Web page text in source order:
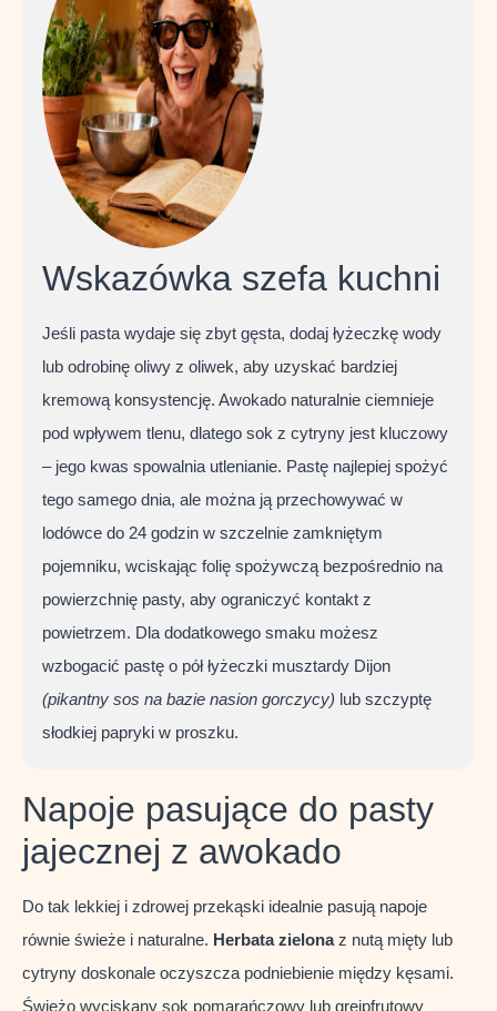
Wskazówka szefa kuchni
Jeśli pasta wydaje się zbyt gęsta, dodaj łyżeczkę wody
lub odrobinę oliwy z oliwek, aby uzyskać bardziej
kremową konsystencję. Awokado naturalnie ciemnieje
pod wpływem tlenu, dlatego sok z cytryny jest kluczowy
– jego kwas spowalnia utlenianie. Pastę najlepiej spożyć
tego samego dnia, ale można ją przechowywać w
lodówce do 24 godzin w szczelnie zamkniętym
pojemniku, wciskając folię spożywczą bezpośrednio na
powierzchnię pasty, aby ograniczyć kontakt z
powietrzem. Dla dodatkowego smaku możesz
wzbogacić pastę o pół łyżeczki musztardy Dijon
(pikantny sos na bazie nasion gorczycy) lub szczyptę
słodkiej papryki w proszku.
Napoje pasujące do pasty
jajecznej z awokado
Do tak lekkiej i zdrowej przekąski idealnie pasują napoje
równie świeże i naturalne. Herbata zielonaz nutą mięty lub
cytryny doskonale oczyszcza podniebienie między kęsami.
Świeżo wyciskany sok pomarańczowy lub grejpfrutowy